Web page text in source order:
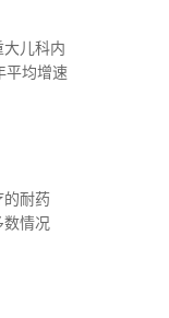
儿科内
平均增速
。
的耐药
情况